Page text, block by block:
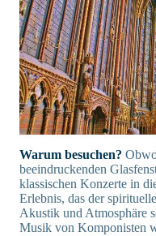
Warum besuchen?
beeindruckenden
klassischen Konzerte in
Erlebnis, das der
Akustik und Atmosphäre
Musik von Komponisten